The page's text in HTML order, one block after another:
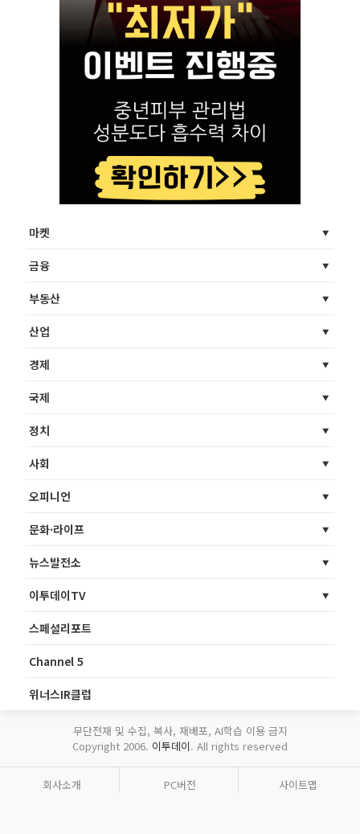
마켓
금융
부동산
산업
경제
국제
정치
사회
오피니언
문화·라이프
뉴스발전소
이투데이TV
스페셜리포트
Channel 5
위너스IR클럽
무단전재 및 수집, 복사, 재배포, AI학습 이용 금지
Copyright 2006. 이투데이. All rights reserved
회사소개 PC버전 사이트맵